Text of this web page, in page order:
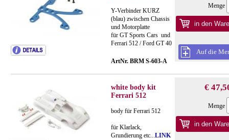
Y-Verbinder KURZ
(blau) zwischen Chassis
und Motorplatte
für GT Sports Cars und
Ferrari 512 / Ford GT 40
ArtNr. BRM S-603-A
Menge
Auf die
white body kit
Ferrari 512
body für Ferrari 512
für Klarlack,
Grundierung etc...LINK
€
Menge